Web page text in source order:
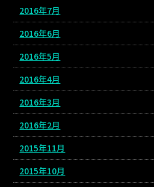
2016年7月
2016年6月
2016年5月
2016年4月
2016年3月
2016年2月
2015年11月
2015年10月